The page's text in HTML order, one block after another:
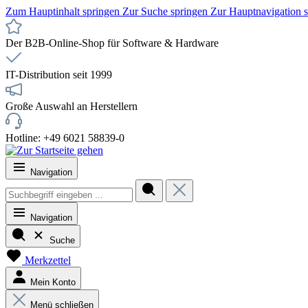
Zum Hauptinhalt springen Zur Suche springen Zur Hauptnavigation
Der B2B-Online-Shop für Software & Hardware
IT-Distribution seit 1999
Große Auswahl an Herstellern
Hotline: +49 6021 58839-0
Navigation
Navigation
Suche
Merkzettel
Mein Konto
Menü schließen